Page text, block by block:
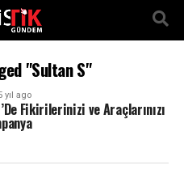
"Sultan S"
yıl ago
Fikirilerinizi ve Araçlarınızı